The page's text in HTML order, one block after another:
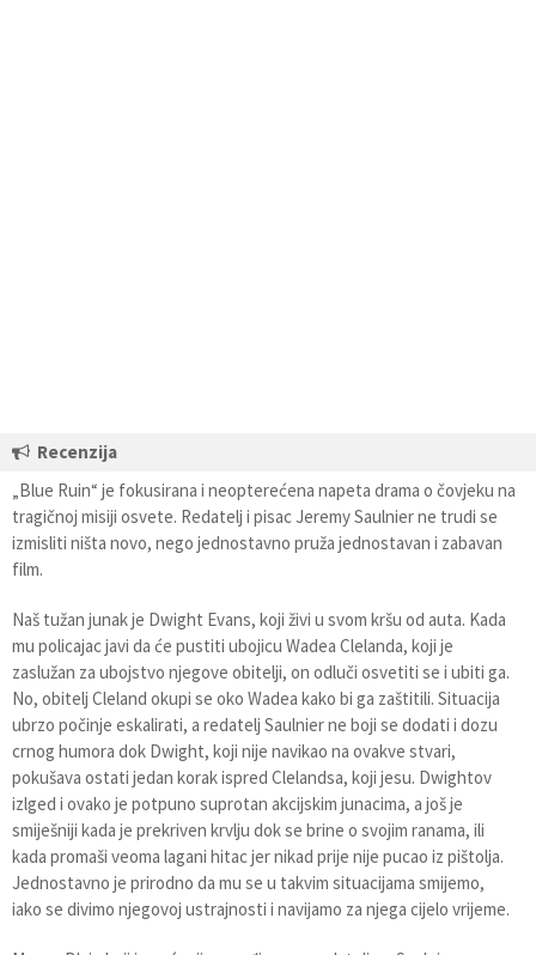
Recenzija
„Blue Ruin“ je fokusirana i neopterećena napeta drama o čovjeku na
tragičnoj misiji osvete. Redatelj i pisac Jeremy Saulnier ne trudi se
izmisliti ništa novo, nego jednostavno pruža jednostavan i zabavan
film.
Naš tužan junak je Dwight Evans, koji živi u svom kršu od auta. Kada
mu policajac javi da će pustiti ubojicu Wadea Clelanda, koji je
zaslužan za ubojstvo njegove obitelji, on odluči osvetiti se i ubiti ga.
No, obitelj Cleland okupi se oko Wadea kako bi ga zaštitili. Situacija
ubrzo počinje eskalirati, a redatelj Saulnier ne boji se dodati i dozu
crnog humora dok Dwight, koji nije navikao na ovakve stvari,
pokušava ostati jedan korak ispred Clelandsa, koji jesu. Dwightov
izlged i ovako je potpuno suprotan akcijskim junacima, a još je
smiješniji kada je prekriven krvlju dok se brine o svojim ranama, ili
kada promaši veoma lagani hitac jer nikad prije nije pucao iz pištolja.
Jednostavno je prirodno da mu se u takvim situacijama smijemo,
iako se divimo njegovoj ustrajnosti i navijamo za njega cijelo vrijeme.